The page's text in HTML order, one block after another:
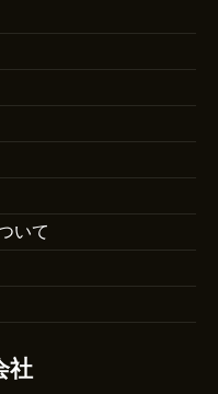
いて
社